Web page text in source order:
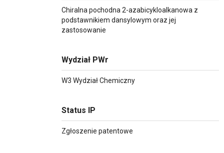
Chiralna pochodna 2-azabicykloalkanowa z
podstawnikiem dansylowym oraz jej
zastosowanie
Wydział PWr
W3 Wydział Chemiczny
Status IP
Zgłoszenie patentowe